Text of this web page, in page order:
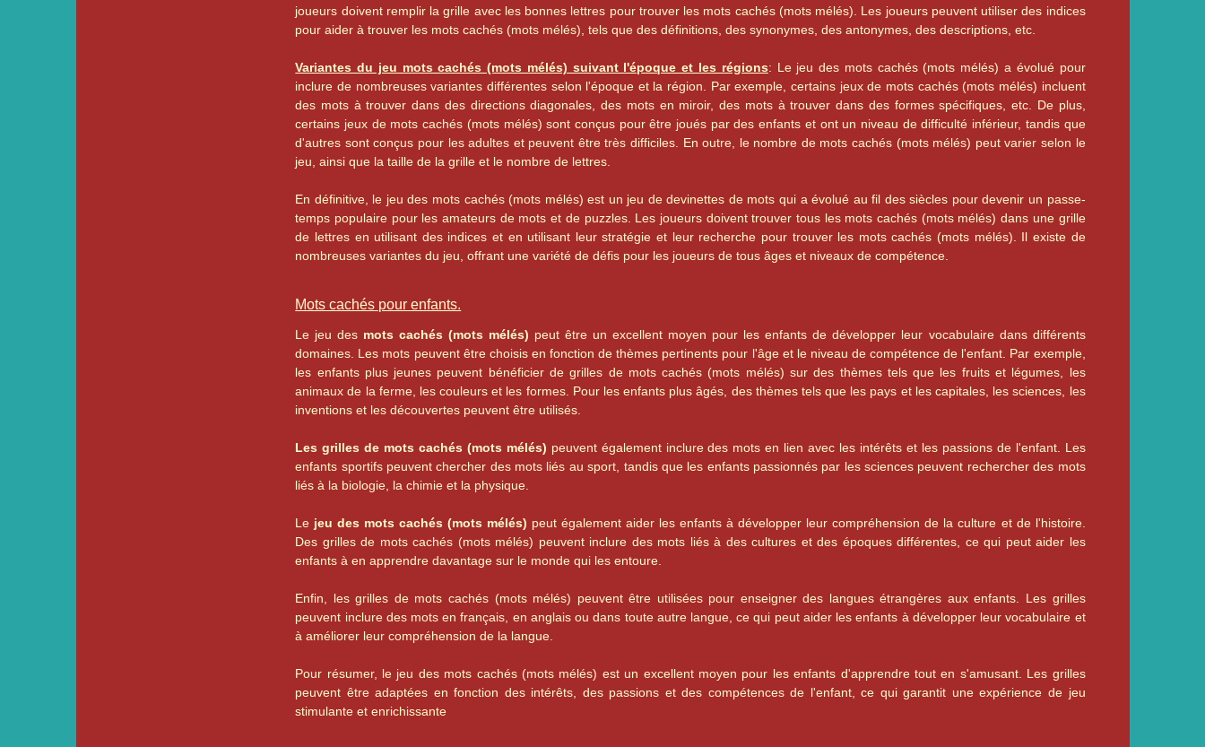
joueurs doivent remplir la grille avec les bonnes lettres pour trouver les mots cachés (mots mélés). Les joueurs peuvent utiliser des indices
pour aider à trouver les mots cachés (mots mélés), tels que des définitions, des synonymes, des antonymes, des descriptions, etc.
Variantes du jeu mots cachés (mots mélés) suivant l'époque et les régions: Le jeu des mots cachés (mots mélés) a évolué pour
inclure de nombreuses variantes différentes selon l'époque et la région. Par exemple, certains jeux de mots cachés (mots mélés) incluent
des mots à trouver dans des directions diagonales, des mots en miroir, des mots à trouver dans des formes spécifiques, etc. De plus,
certains jeux de mots cachés (mots mélés) sont conçus pour être joués par des enfants et ont un niveau de difficulté inférieur, tandis que
d'autres sont conçus pour les adultes et peuvent être très difficiles. En outre, le nombre de mots cachés (mots mélés) peut varier selon le
jeu, ainsi que la taille de la grille et le nombre de lettres.
En définitive, le jeu des mots cachés (mots mélés) est un jeu de devinettes de mots qui a évolué au fil des siècles pour devenir un passe-
temps populaire pour les amateurs de mots et de puzzles. Les joueurs doivent trouver tous les mots cachés (mots mélés) dans une grille
de lettres en utilisant des indices et en utilisant leur stratégie et leur recherche pour trouver les mots cachés (mots mélés). Il existe de
nombreuses variantes du jeu, offrant une variété de défis pour les joueurs de tous âges et niveaux de compétence.
Mots cachés pour enfants.
Le jeu des mots cachés (mots mélés) peut être un excellent moyen pour les enfants de développer leur vocabulaire dans différents
domaines. Les mots peuvent être choisis en fonction de thèmes pertinents pour l'âge et le niveau de compétence de l'enfant. Par exemple,
les enfants plus jeunes peuvent bénéficier de grilles de mots cachés (mots mélés) sur des thèmes tels que les fruits et légumes, les
animaux de la ferme, les couleurs et les formes. Pour les enfants plus âgés, des thèmes tels que les pays et les capitales, les sciences, les
inventions et les découvertes peuvent être utilisés.
Les grilles de mots cachés (mots mélés) peuvent également inclure des mots en lien avec les intérêts et les passions de l'enfant. Les
enfants sportifs peuvent chercher des mots liés au sport, tandis que les enfants passionnés par les sciences peuvent rechercher des mots
liés à la biologie, la chimie et la physique.
Le jeu des mots cachés (mots mélés) peut également aider les enfants à développer leur compréhension de la culture et de l'histoire.
Des grilles de mots cachés (mots mélés) peuvent inclure des mots liés à des cultures et des époques différentes, ce qui peut aider les
enfants à en apprendre davantage sur le monde qui les entoure.
Enfin, les grilles de mots cachés (mots mélés) peuvent être utilisées pour enseigner des langues étrangères aux enfants. Les grilles
peuvent inclure des mots en français, en anglais ou dans toute autre langue, ce qui peut aider les enfants à développer leur vocabulaire et
à améliorer leur compréhension de la langue.
Pour résumer, le jeu des mots cachés (mots mélés) est un excellent moyen pour les enfants d'apprendre tout en s'amusant. Les grilles
peuvent être adaptées en fonction des intérêts, des passions et des compétences de l'enfant, ce qui garantit une expérience de jeu
stimulante et enrichissante